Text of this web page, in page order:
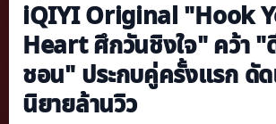
iQIYI Original "Hook
Heart ศึกวันชิงใจ" คว้า
ชอน" ประกบคู่ครั้งแรก ดั
นิยายล้านวิว